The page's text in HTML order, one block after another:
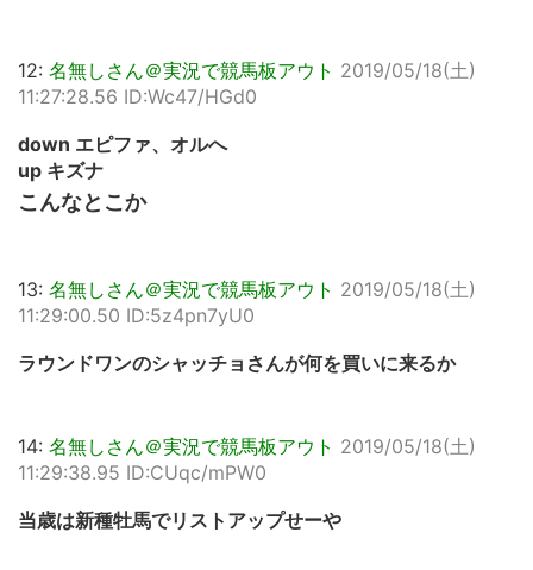
12: 名無しさん＠実況で競馬板アウト 2019/05/18(土)
11:27:28.56 ID:Wc47/HGd0
down エピファ、オルへ
up キズナ
こんなとこか
13: 名無しさん＠実況で競馬板アウト 2019/05/18(土)
11:29:00.50 ID:5z4pn7yU0
ラウンドワンのシャッチョさんが何を買いに来るか
14: 名無しさん＠実況で競馬板アウト 2019/05/18(土)
11:29:38.95 ID:CUqc/mPW0
当歳は新種牡馬でリストアップせーや